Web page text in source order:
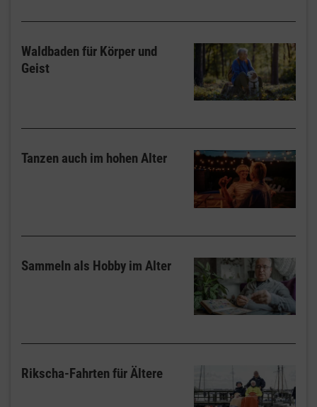
Waldbaden für Körper und
Geist
Tanzen auch im hohen Alter
Sammeln als Hobby im Alter
Rikscha-Fahrten für Ältere